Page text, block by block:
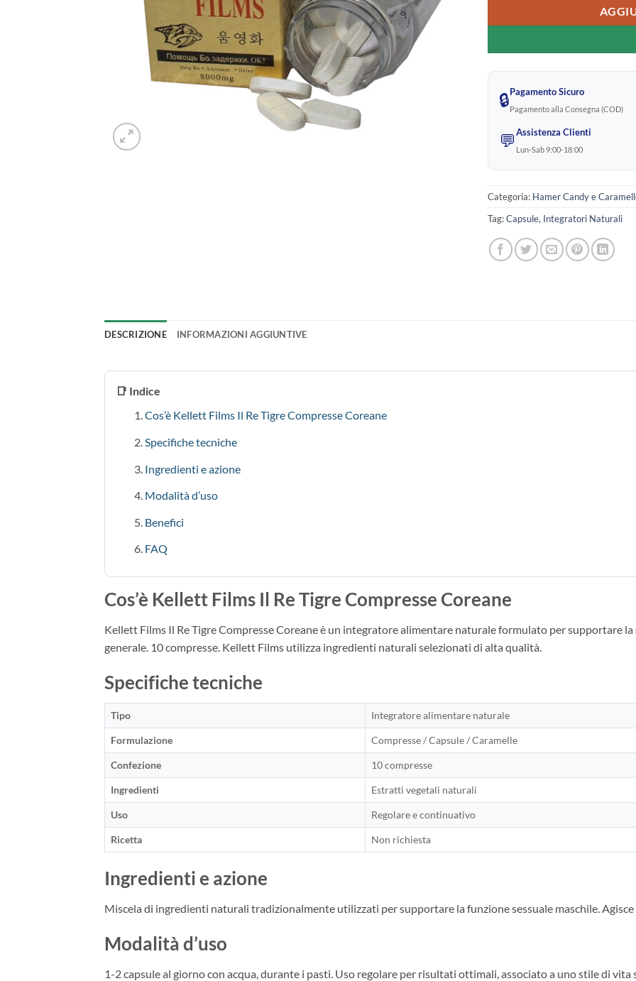
🔒Pagamento Sicuro
Pagamento alla Consegna (COD)
💬Assistenza Clienti
Lun-Sab 9:00-18:00
Categoria: Hamer Candy e
Tag:Capsule, Integratori Naturali
DESCRIZIONE INFORMAZIONI AGGIUNTIVE
📑 Indice
Cos’è Kellett Films Il Re Tigre Compresse Coreane
Specifiche tecniche
Ingredienti e azione
Modalità d’uso
Benefici
FAQ
Cos’è Kellett Films Il Re Tigre Compresse Coreane
Kellett Films Il Re Tigre Compresse Coreane è un integratore alimentare naturale formulato per supportare la
generale. 10 compresse. Kellett Films utilizza ingredienti naturali selezionati di alta qualità.
Specifiche tecniche
Tipo Integratore alimentare naturale
Formulazione Compresse / Capsule / Caramelle
Confezione 10 compresse
Ingredienti Estratti vegetali naturali
Uso Regolare e continuativo
Ricetta Non richiesta
Ingredienti e azione
Miscela di ingredienti naturali tradizionalmente utilizzati per supportare la funzione sessuale maschile.
Modalità d’uso
1-2 capsule al giorno con acqua, durante i pasti. Uso regolare per risultati ottimali, associato a uno stile di vita